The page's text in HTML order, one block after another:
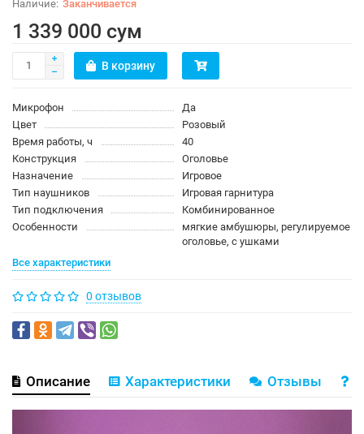
Заканчивается
1 339 000 сум
В корзину
Микрофон
Да
Цвет
Розовый
Время работы, ч
40
Конструкция
Оголовье
Назначение
Игровое
Тип наушников
Игровая гарнитура
Тип подключения
Комбинированное
Особенности
мягкие амбушюры, регулируемое
оголовье, с ушками
Все характеристики
0 отзывов
Описание Характеристики Отзывы